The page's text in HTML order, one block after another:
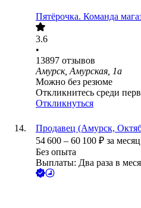
Пятёрочка. Команда
3.6
•
13897 отзывов
Амурск, Амурская, 1а
Можно без резюме
Откликнитесь среди
Откликнуться
Продавец (Амурск,
54 600 – 60 100 ₽ за
Без опыта
Выплаты: Два раза в